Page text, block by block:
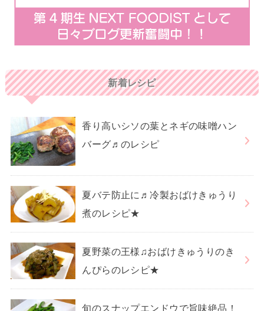
新着レシピ
香り高いシソの葉とネギの味噌ハン
バーグ♬のレシピ
夏バテ防止に♬冷製おばけきゅうり
煮のレシピ★
夏野菜の王様♫おばけきゅうりのき
んぴらのレシピ★
旬のスナップエンドウで旨味絶品！